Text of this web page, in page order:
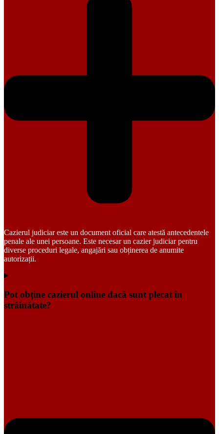
Cazierul judiciar este un document oficial care atestă antecedentele
penale ale unei persoane. Este necesar un cazier judiciar pentru
diverse proceduri legale, angajări sau obținerea de anumite
autorizații.
Pot obține cazierul online dacă sunt plecat în
străinătate?